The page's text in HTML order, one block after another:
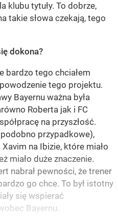
klubu tytuły. To dobrze,
takie słowa czekają, tego
dokona?
bardzo tego chciałem
tego projektu.
Bayernu ważna była
Roberta jak i FC
na przyszłość.
przypadkowe),
na Ibizie, które miało
miało duże znaczenie.
nabrał pewności, że trener
go chce. To był istotny
się wspierać
Bayernu.